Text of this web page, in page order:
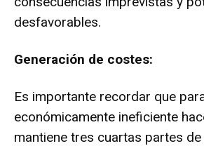
desfavorables.
Generación de costes:
Es importante recordar que
económicamente ineficiente
mantiene tres cuartas partes